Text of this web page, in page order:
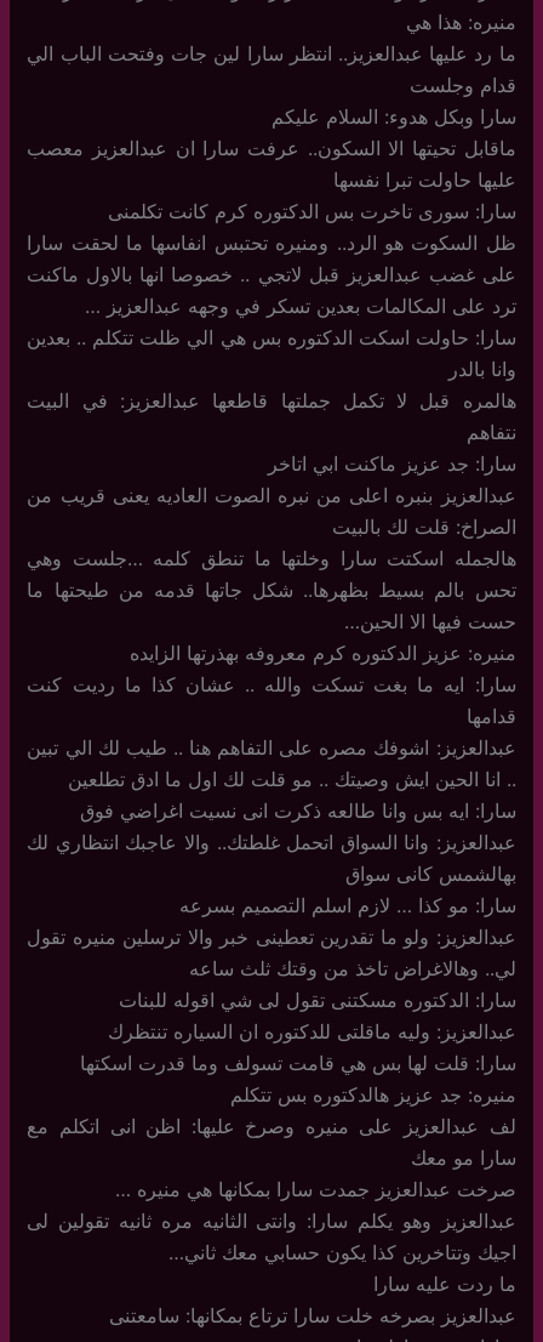
منيره: هذا هي
ما رد عليها عبدالعزيز.. انتظر سارا لين جات وفتحت الباب الي
قدام وجلست
سارا وبكل هدوء: السلام عليكم
ماقابل تحيتها الا السكون.. عرفت سارا ان عبدالعزيز معصب
عليها حاولت تبرا نفسها
سارا: سورى تاخرت بس الدكتوره كرم كانت تكلمنى
ظل السكوت هو الرد.. ومنيره تحتبس انفاسها ما لحقت سارا
على غضب عبدالعزيز قبل لاتجي .. خصوصا انها بالاول ماكنت
ترد على المكالمات بعدين تسكر في وجهه عبدالعزيز …
سارا: حاولت اسكت الدكتوره بس هي الي ظلت تتكلم .. بعدين
وانا بالدر
هالمره قبل لا تكمل جملتها قاطعها عبدالعزيز: في البيت
نتفاهم
سارا: جد عزيز ماكنت ابي اتاخر
عبدالعزيز بنبره اعلى من نبره الصوت العاديه يعنى قريب من
الصراخ: قلت لك بالبيت
هالجمله اسكتت سارا وخلتها ما تنطق كلمه …جلست وهي
تحس بالم بسيط بظهرها.. شكل جاتها قدمه من طيحتها ما
حست فيها الا الحين…
منيره: عزيز الدكتوره كرم معروفه بهذرتها الزايده
سارا: ايه ما بغت تسكت والله .. عشان كذا ما رديت كنت
قدامها
عبدالعزيز: اشوفك مصره على التفاهم هنا .. طيب لك الي تبين
.. انا الحين ايش وصيتك .. مو قلت لك اول ما ادق تطلعين
سارا: ايه بس وانا طالعه ذكرت انى نسيت اغراضي فوق
عبدالعزيز: وانا السواق اتحمل غلطتك.. والا عاجبك انتظاري لك
بهالشمس كانى سواق
سارا: مو كذا … لازم اسلم التصميم بسرعه
عبدالعزيز: ولو ما تقدرين تعطينى خبر والا ترسلين منيره تقول
لي.. وهالاغراض تاخذ من وقتك ثلث ساعه
سارا: الدكتوره مسكتنى تقول لى شي اقوله للبنات
عبدالعزيز: وليه ماقلتى للدكتوره ان السياره تنتظرك
سارا: قلت لها بس هي قامت تسولف وما قدرت اسكتها
منيره: جد عزيز هالدكتوره بس تتكلم
لف عبدالعزيز على منيره وصرخ عليها: اظن انى اتكلم مع
سارا مو معك
صرخت عبدالعزيز جمدت سارا بمكانها هي منيره …
عبدالعزيز وهو يكلم سارا: وانتى الثانيه مره ثانيه تقولين لى
اجيك وتتاخرين كذا يكون حسابي معك ثاني…
ما ردت عليه سارا
عبدالعزيز بصرخه خلت سارا ترتاع بمكانها: سامعتنى